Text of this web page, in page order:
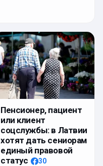
Пенсионер, пациент
или клиент
соцслужбы: в Латвии
хотят дать сениорам
единый правовой
статус
30